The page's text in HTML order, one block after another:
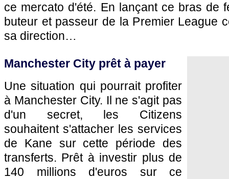
ce mercato d'été. En lançant ce bras de
buteur et passeur de la Premier League
sa direction…
Manchester City prêt à payer
Une situation qui pourrait profiter
à Manchester City. Il ne s'agit pas
d'un secret, les Citizens
souhaitent s'attacher les services
de Kane sur cette période des
transferts. Prêt à investir plus de
140 millions d'euros sur ce